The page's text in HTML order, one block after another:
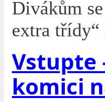
Divákům
extra
Vstupte
komici